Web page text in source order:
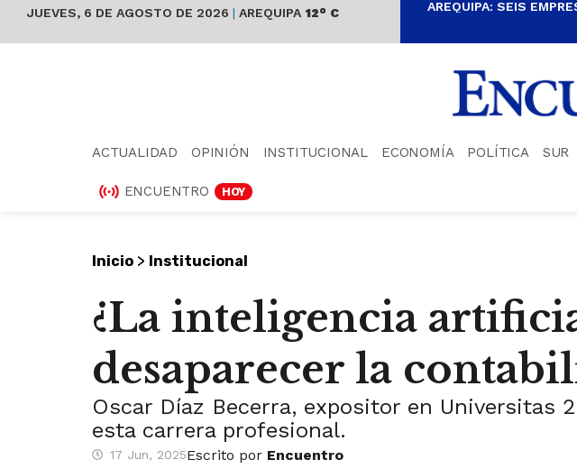
JUEVES, 6 DE AGOSTO DE 2026 | AREQUIPA 12° C AREQUIPA: SEIS
ACTUALIDAD OPINIÓN INSTITUCIONAL ECONOMÍA POLÍTICA SUR
ENCUENTRO HOY
Inicio > Institucional
¿La inteligencia
desaparecer la
Oscar Díaz Becerra, expositor en Universitas
esta carrera profesional.
17 Jun, 2025Escrito por Encuentro